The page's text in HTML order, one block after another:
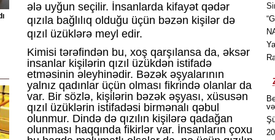
ələ uyğun seçilir. İnsanlarda kifayət qədər
qızıla bağlılıq olduğu üçün bəzən kişilər də
qızıl üzüklərə meyl edir.
Kimisi tərəfindən bu, xoş qarşılansa da, əksər
insanlar kişilərin qızıl üzükdən istifadə
etməsinin əleyhinədir. Bəzək əşyalarının
yalnız qadınlar üçün olması fikrində olanlar da
var. Bir sözlə, kişilərin bəzək əşyası, xüsusən
qızıl üzüklərin istifadəsi birmənalı qəbul
olunmur. Dində də qızılın kişilərə qadağan
olunması haqqında fikirlər var. İnsanların çoxu